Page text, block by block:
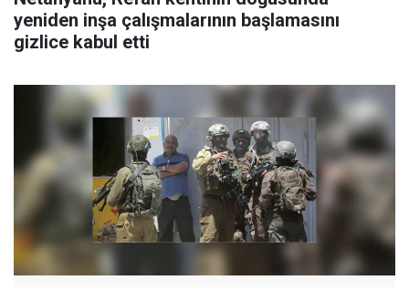
yeniden inşa çalışmalarının başlamasını
gizlice kabul etti